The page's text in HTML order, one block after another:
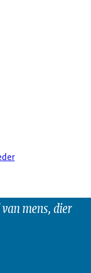
mens, dier